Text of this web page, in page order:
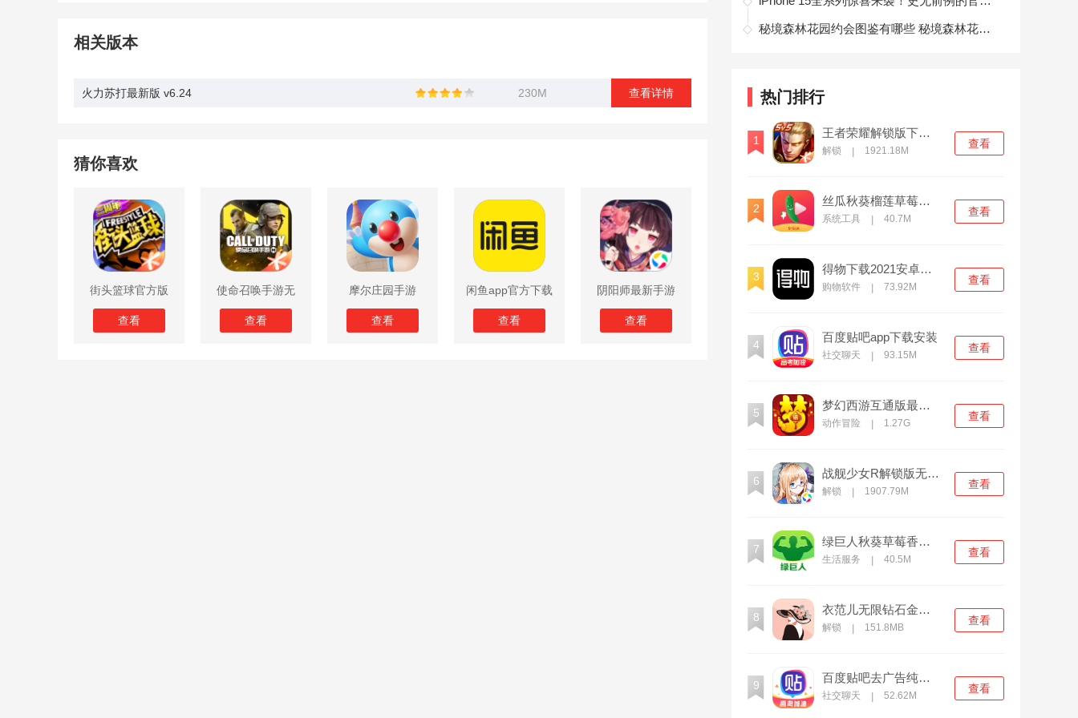
相关版本
火力苏打最新版 v6.24 230M 查看详情
猜你喜欢
街头篮球官方版
查看
使命召唤手游无
限子弹版
查看
摩尔庄园手游
查看
闲鱼app官方下载
查看
阴阳师最新手游
版
查看
秘境森林花园约会图鉴有哪些 秘境森林花园约会图鉴一览
热门排行
1
王者荣耀解锁版下载无限点券2021
解锁 1921.18M
查看
2
丝瓜秋葵榴莲草莓向日葵污中文版
系统工具 40.7M
查看
3
得物下载2021安卓最新版
购物软件 73.92M
查看
4
百度贴吧app下载安装
社交聊天 93.15M
查看
5
梦幻西游互通版最新下载
动作冒险 1.27G
查看
6
战舰少女R解锁版无限钻石
解锁 1907.79M
查看
7
绿巨人秋葵草莓香蕉荔枝最新版
生活服务 40.5M
查看
8
衣范儿无限钻石金币内购解锁版
解锁 151.8MB
查看
9
百度贴吧去广告纯净版下载
社交聊天 52.62M
查看